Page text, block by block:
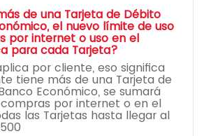
de una Tarjeta de Débito
el nuevo límite de uso
por internet o uso en el
para cada Tarjeta?
por cliente, eso significa
tiene más de una Tarjeta de
Económico, se sumará
por internet o en el
las Tarjetas hasta llegar al